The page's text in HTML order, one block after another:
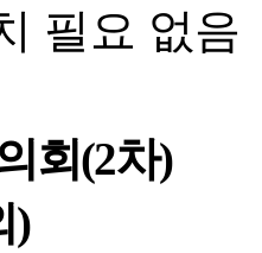
필요 없음
회(2차)
)